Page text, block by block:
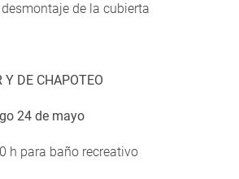
de la cubierta
DE CHAPOTEO
24 de mayo
h para baño recreativo